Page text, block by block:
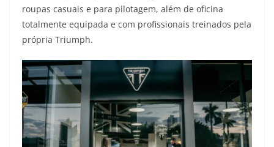
roupas casuais e para pilotagem, além de oficina
totalmente equipada e com profissionais treinados pela
própria Triumph.